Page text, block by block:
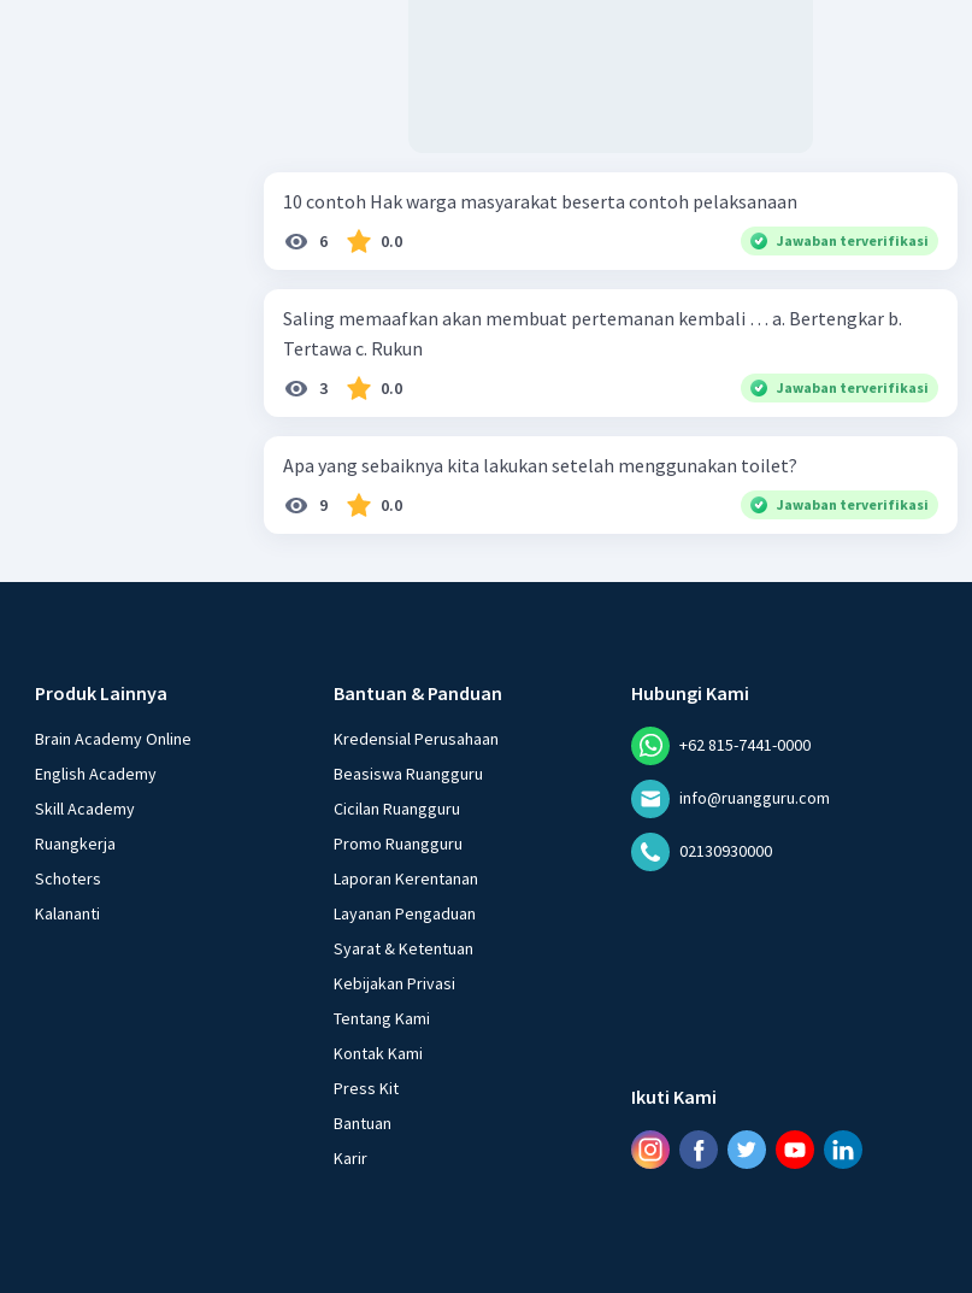
10 contoh Hak warga masyarakat beserta contoh pelaksanaan
6 0.0 Jawaban terverifikasi
Saling memaafkan akan membuat pertemanan kembali … a. Bertengkar b.
Tertawa c. Rukun
3 0.0 Jawaban terverifikasi
Apa yang sebaiknya kita lakukan setelah menggunakan toilet?
9 0.0 Jawaban terverifikasi
Produk Lainnya
Brain Academy Online
English Academy
Skill Academy
Ruangkerja
Schoters
Kalananti
Bantuan & Panduan
Kredensial Perusahaan
Beasiswa Ruangguru
Cicilan Ruangguru
Promo Ruangguru
Laporan Kerentanan
Layanan Pengaduan
Syarat & Ketentuan
Kebijakan Privasi
Tentang Kami
Kontak Kami
Press Kit
Bantuan
Karir
Hubungi Kami
+62 815-7441-0000
info@ruangguru.com
02130930000
Ikuti Kami